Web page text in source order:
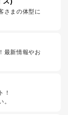
さまの体型に
最新情報やお
！